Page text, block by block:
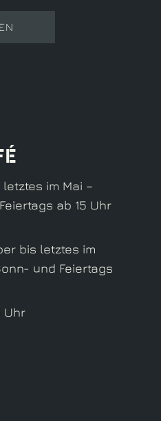
im Mai –
ab 15 Uhr
bis letztes im
und Feiertags
Uhr